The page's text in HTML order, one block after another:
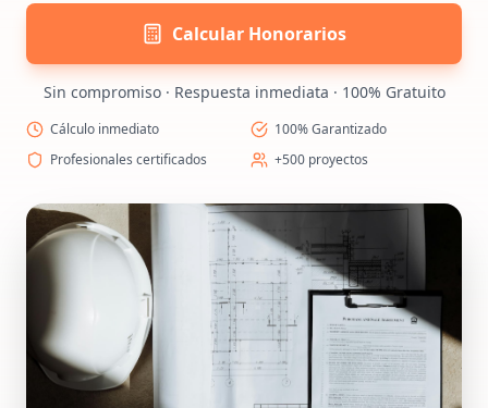
Calcular Honorarios
Sin compromiso · Respuesta inmediata · 100% Gratuito
Cálculo inmediato
100% Garantizado
Profesionales certificados
+500 proyectos